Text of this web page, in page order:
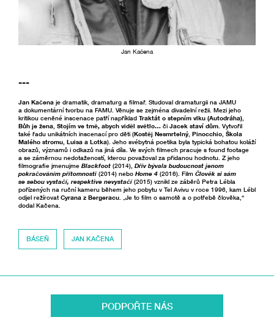
Jan Kačena
---
Jan Kačena je dramatik, dramaturg a filmař. Studoval dramaturgii na JAMU
a dokumentární tvorbu na FAMU. Věnuje se zejména divadelní režii. Mezi jeho
kritikou ceněné inscenace patří například Traktát o stepním vlku (Autodráha),
Bůh je žena, Stojím ve tmě, abych viděl světlo… či Jacek staví dům. Vytvořil
také řadu unikátních inscenací pro děti (Kostěj Nesmrtelný, Pinocchio, Škola
Malého stromu, Luisa a Lotka). Jeho svébytná poetika byla typická bohatou koláží
obrazů, významů i odkazů na jiná díla. Ve svých filmech pracuje s found footage
a se záměrnou nedotažeností, kterou považoval za přidanou hodnotu. Z jeho
filmografie jmenujme Blackfoot (2014), Dřív bývala budoucnost jenom
pokračováním přítomnosti (2014) nebo Home 4 (2016). Film Člověk si sám
se sebou vystačí, respektive nevystačí(2015) vznikl ze záběrů Petra Lébla
pořízených na ruční kameru během jeho pobytu v Tel Avivu v roce 1996, kam Lébl
odjel režírovatCyrana z Bergeracu. „Je to film o samotě a o potřebě člověka,“
dodal Kačena.
BÁSEŇ JAN KAČENA
PODPOŘTE NÁS